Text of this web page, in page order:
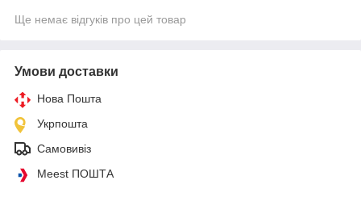
Ще немає відгуків про цей товар
Умови доставки
Нова Пошта
Укрпошта
Самовивіз
Meest ПОШТА